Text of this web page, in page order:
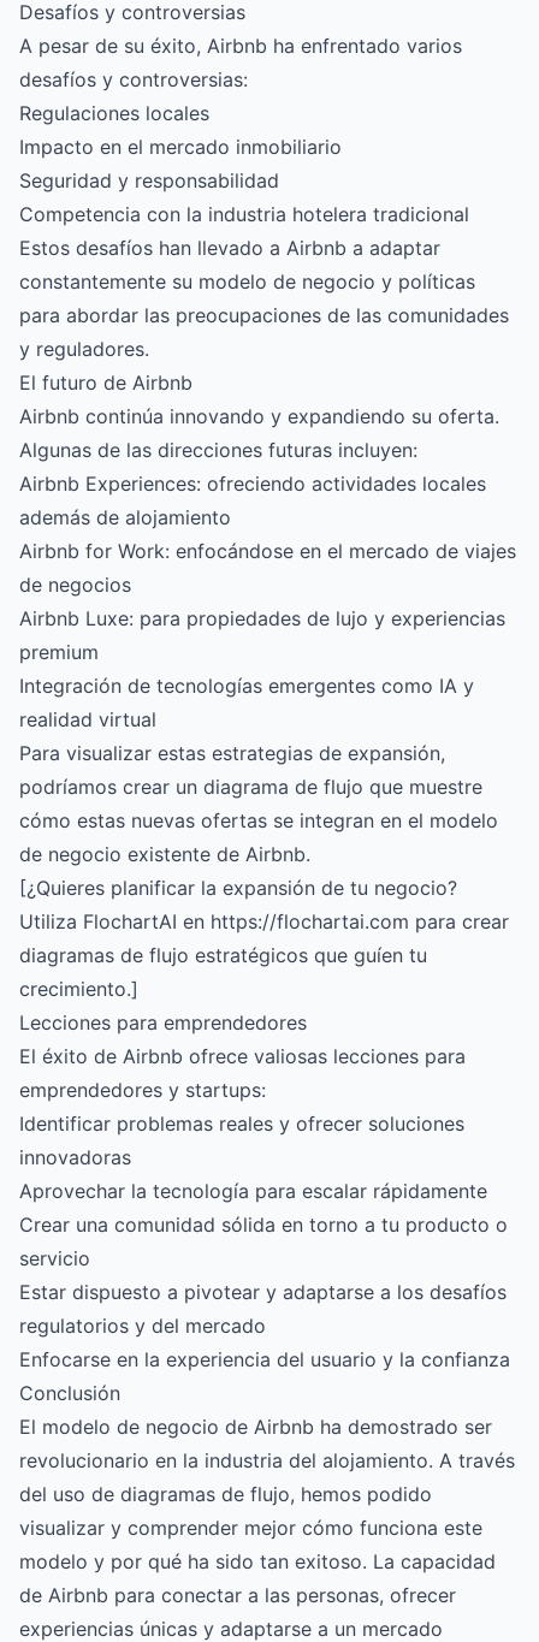
Desafíos y controversias
A pesar de su éxito, Airbnb ha enfrentado varios
desafíos y controversias:
Regulaciones locales
Impacto en el mercado inmobiliario
Seguridad y responsabilidad
Competencia con la industria hotelera tradicional
Estos desafíos han llevado a Airbnb a adaptar
constantemente su modelo de negocio y políticas
para abordar las preocupaciones de las comunidades
y reguladores.
El futuro de Airbnb
Airbnb continúa innovando y expandiendo su oferta.
Algunas de las direcciones futuras incluyen:
Airbnb Experiences: ofreciendo actividades locales
además de alojamiento
Airbnb for Work: enfocándose en el mercado de viajes
de negocios
Airbnb Luxe: para propiedades de lujo y experiencias
premium
Integración de tecnologías emergentes como IA y
realidad virtual
Para visualizar estas estrategias de expansión,
podríamos crear un diagrama de flujo que muestre
cómo estas nuevas ofertas se integran en el modelo
de negocio existente de Airbnb.
[¿Quieres planificar la expansión de tu negocio?
Utiliza FlochartAI en https://flochartai.com para crear
diagramas de flujo estratégicos que guíen tu
crecimiento.]
Lecciones para emprendedores
El éxito de Airbnb ofrece valiosas lecciones para
emprendedores y startups:
Identificar problemas reales y ofrecer soluciones
innovadoras
Aprovechar la tecnología para escalar rápidamente
Crear una comunidad sólida en torno a tu producto o
servicio
Estar dispuesto a pivotear y adaptarse a los desafíos
regulatorios y del mercado
Enfocarse en la experiencia del usuario y la confianza
Conclusión
El modelo de negocio de Airbnb ha demostrado ser
revolucionario en la industria del alojamiento. A través
del uso de diagramas de flujo, hemos podido
visualizar y comprender mejor cómo funciona este
modelo y por qué ha sido tan exitoso. La capacidad
de Airbnb para conectar a las personas, ofrecer
experiencias únicas y adaptarse a un mercado